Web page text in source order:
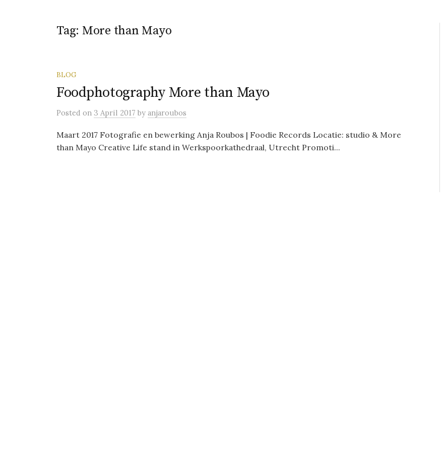
Tag: More than Mayo
BLOG
Foodphotography More than Mayo
Posted on 3 April 2017 by anjaroubos
Maart 2017 Fotografie en bewerking Anja Roubos | Foodie Records Locatie: studio & More
than Mayo Creative Life stand in Werkspoorkathedraal, Utrecht Promoti...